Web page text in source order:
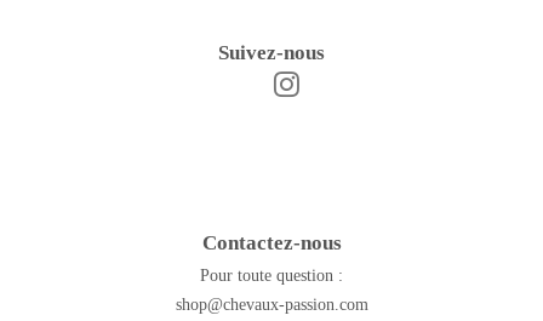
Suivez-nous
Facebook
Contactez-nous
Pour toute question :
shop@chevaux-passion.com